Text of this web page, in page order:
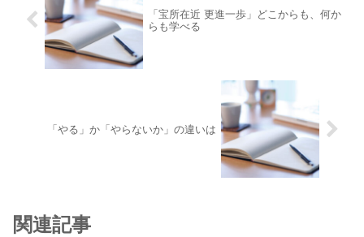
「宝所在近 更進一歩」どこからも、何か
らも学べる
「やる」か「やらないか」の違いは
関連記事